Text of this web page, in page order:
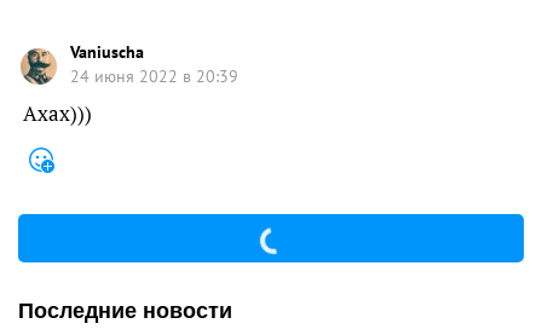
Vaniuscha
24 июня 2022 в 20:39
Ахах)))
Последние новости